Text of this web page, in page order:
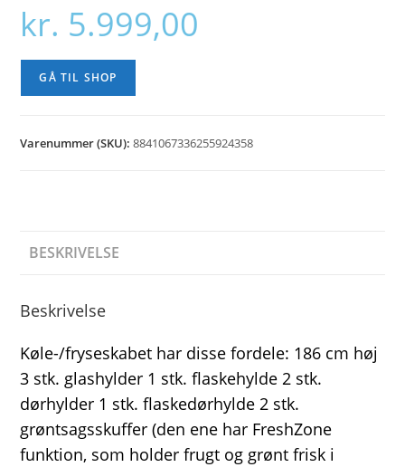
kr. 5.999,00
GÅ TIL SHOP
Varenummer (SKU):8841067336255924358
BESKRIVELSE
Beskrivelse
Køle-/fryseskabet har disse fordele: 186 cm høj
3 stk. glashylder 1 stk. flaskehylde 2 stk.
dørhylder 1 stk. flaskedørhylde 2 stk.
grøntsagsskuffer (den ene har FreshZone
funktion, som holder frugt og grønt frisk i